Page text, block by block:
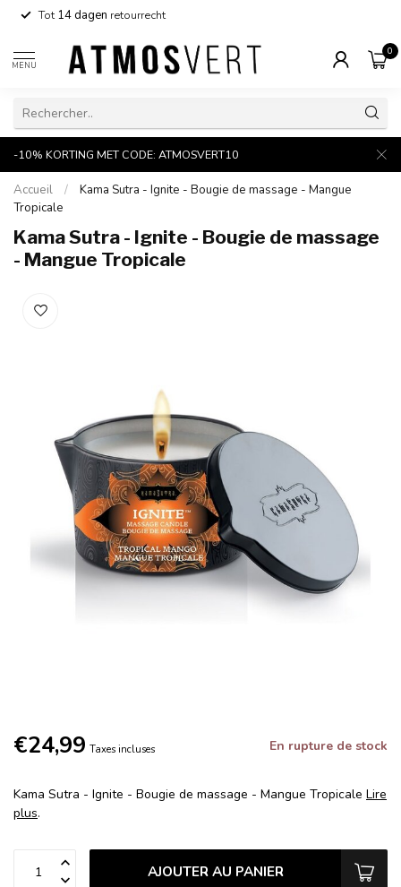
Tot14 dagen retourrecht
MENU
0
-10% KORTING MET CODE: ATMOSVERT10
Accueil /
Kama Sutra - Ignite - Bougie de massage - Mangue
Tropicale
Kama Sutra - Ignite - Bougie de massage
- Mangue Tropicale
€24,99 Taxes incluses En rupture de stock
Kama Sutra - Ignite - Bougie de massage - Mangue Tropicale Lire
plus.
AJOUTER AU PANIER